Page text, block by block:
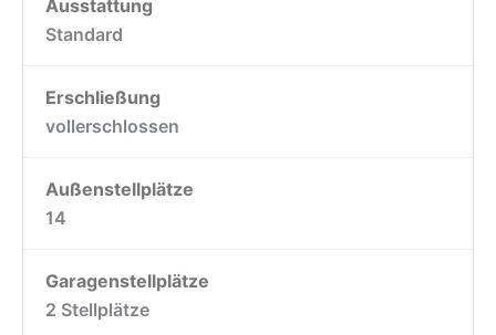
Ausstattung
Standard
Erschließung
vollerschlossen
Außen­stellplätze
14
Garagen­stellplätze
2 Stellplätze